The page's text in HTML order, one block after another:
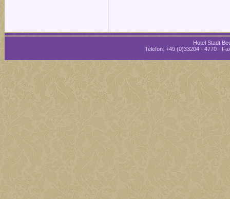
Hotel Stadt
Telefon: +49 (0)33204 - 4770 ·